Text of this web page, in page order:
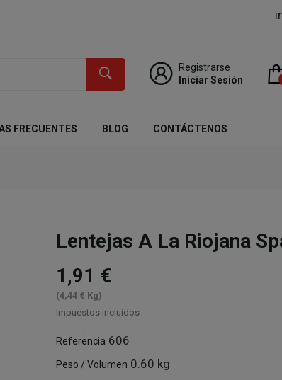
Registrarse
Iniciar Sesión
FRECUENTES BLOG CONTÁCTENOS
Lentejas A La Riojana
1,91 €
(4,44 € Kg)
Impuestos incluidos
Referencia 606
Peso / Volumen 0.60 kg